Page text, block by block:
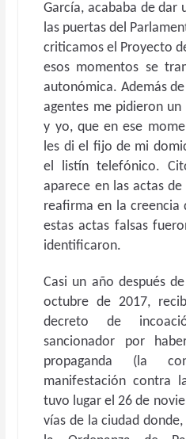
García, acababa de dar
las puertas del
criticamos el Proyecto
esos momentos se
autonómica. Además
agentes me pidieron
y yo, que en ese
les di el fijo de mi
el listín telefónico.
aparece en las actas
reafirma en la creencia
estas actas falsas
identificaron.
Casi un año después
octubre de 2017,
decreto de
sancionador por
propaganda (la
manifestación contra
tuvo lugar el 26 de
vías de la ciudad